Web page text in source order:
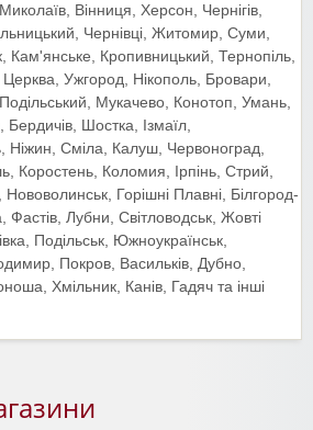
Вінниця, Херсон, Чернігів,
Чернівці, Житомир, Суми,
Кам'янське, Кропивницький, Тернопіль,
Ужгород, Нікополь, Бровари,
Мукачево, Конотоп, Умань,
Шостка, Ізмаїл,
Ніжин, Сміла, Калуш, Червоноград,
Коростень, Коломия, Ірпінь, Стрий,
Горішні Плавні, Білгород-
Фастів, Лубни, Світловодськ, Жовті
Подільськ, Южноукраїнськ,
Покров, Васильків, Дубно,
Хмільник, Канів, Гадяч та інші